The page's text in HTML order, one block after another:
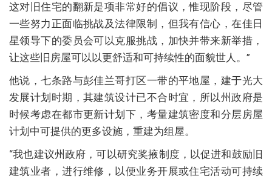
这对旧住宅的翻新是项非常好的倡议，惟现阶段，尽管
一些努力正面临挑战及法律限制，但我有信心，在佳日
星领导下的委员会可以克服挑战，加快并带来新举措，
让这些旧房屋可以以更舒适和可持续性的面貌世人。”
他说，七条路与彭佳兰哥打区一带的平地屋，建于光大
发展计划时期，其建筑设计已不合时宜，所以州政府是
时候考虑在都市更新计划下，考量建筑密度和分层房屋
计划中可提供的更多设施，重建为组屋。
“我也建议州政府，可以研究奖掖制度，以促进和鼓励旧
建筑业者，进行维修，以便业务开展或住宅活动可持续